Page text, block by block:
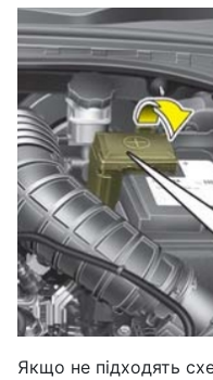
Якщо не підходять